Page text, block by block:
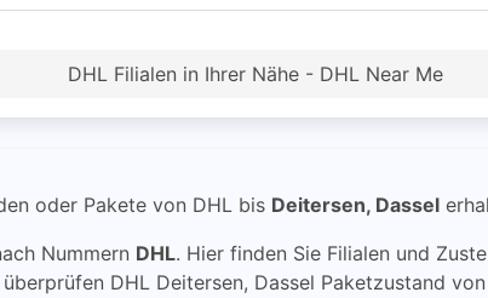
DHL Filialen in Ihrer Nähe - DHL Near Me
oder Pakete von DHL bis Deitersen, Dassel
Nummern DHL. Hier finden Sie Filialen und
DHL Deitersen, Dassel Paketzustand